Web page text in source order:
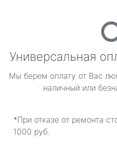
Универсальная
Мы берем оплату от Вас
наличный или
*При отказе от ремонта
1000 руб.